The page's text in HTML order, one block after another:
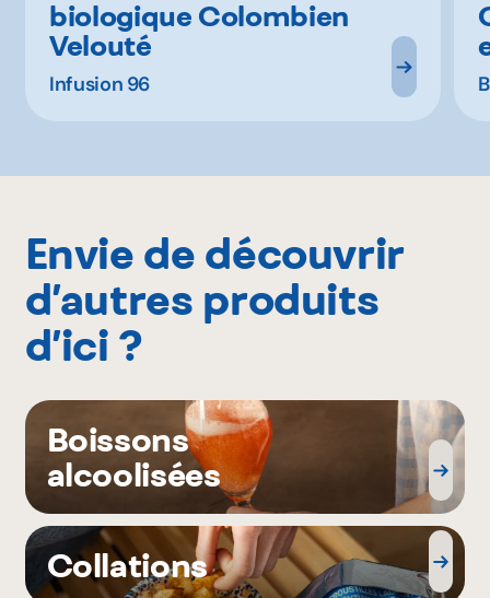
biologique Colombien
Velouté
Infusion 96
Envie de découvrir
d’autres produits
d’ici ?
Boissons
alcoolisées
Collations